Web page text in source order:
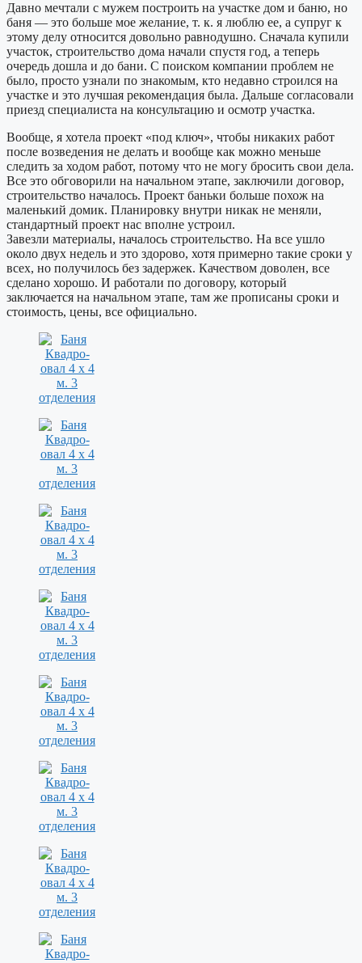
Давно мечтали с мужем построить на участке дом и баню, но
баня — это больше мое желание, т. к. я люблю ее, а супруг к
этому делу относится довольно равнодушно. Сначала купили
участок, строительство дома начали спустя год, а теперь
очередь дошла и до бани. С поиском компании проблем не
было, просто узнали по знакомым, кто недавно строился на
участке и это лучшая рекомендация была. Дальше согласовали
приезд специалиста на консультацию и осмотр участка.
Вообще, я хотела проект «под ключ», чтобы никаких работ
после возведения не делать и вообще как можно меньше
следить за ходом работ, потому что не могу бросить свои дела.
Все это обговорили на начальном этапе, заключили договор,
строительство началось. Проект баньки больше похож на
маленький домик. Планировку внутри никак не меняли,
стандартный проект нас вполне устроил.
Завезли материалы, началось строительство. На все ушло
около двух недель и это здорово, хотя примерно такие сроки у
всех, но получилось без задержек. Качеством доволен, все
сделано хорошо. И работали по договору, который
заключается на начальном этапе, там же прописаны сроки и
стоимость, цены, все официально.